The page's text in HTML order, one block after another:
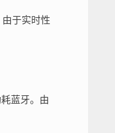
由于实时性
蓝牙。由